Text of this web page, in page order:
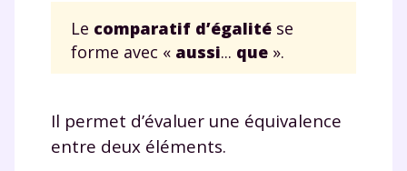
Le comparatif d’égalité se
forme avec « aussi... que ».
Il permet d’évaluer une équivalence
entre deux éléments.